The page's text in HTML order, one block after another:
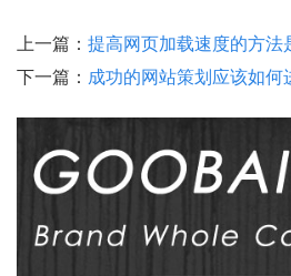
上一篇： 提高网页加载速度的方法
下一篇： 成功的网站策划应该如何